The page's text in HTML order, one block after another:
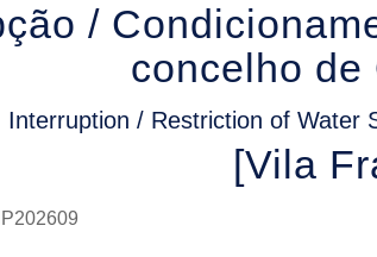
/
concelho de
Interruption / Restriction of Water
[Vila